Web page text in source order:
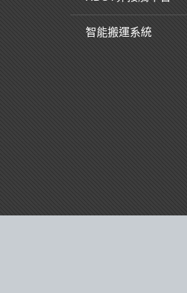
智能搬運系統